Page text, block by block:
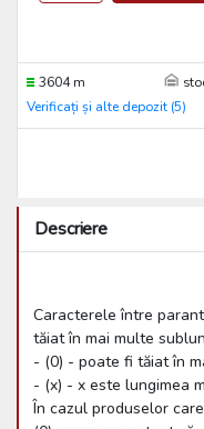
3604 m
Verificați și alte depozit (5)
Descriere
Caracterele între
tăiat în mai multe
- (0) - poate fi tăiat în
- (x) - x este lungimea
În cazul produselor